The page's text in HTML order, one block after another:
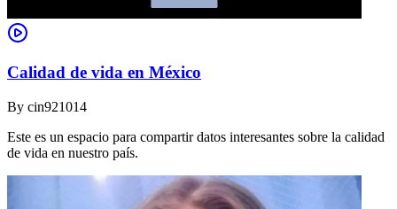
Calidad de vida en México
By cin921014
Este es un espacio para compartir datos interesantes sobre la calidad
de vida en nuestro país.